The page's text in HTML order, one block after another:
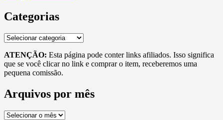
Categorias
Categorias
ATENÇÃO: Esta página pode conter links afiliados. Isso significa
que se você clicar no link e comprar o item, receberemos uma
pequena comissão.
Arquivos por mês
Arquivos